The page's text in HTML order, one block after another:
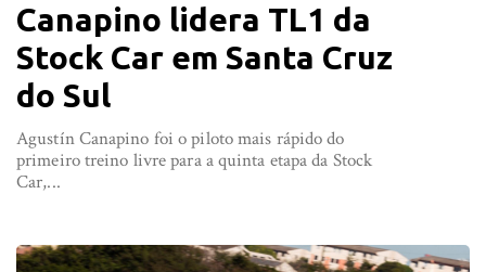
Canapino lidera TL1 da
Stock Car em Santa Cruz
do Sul
Agustín Canapino foi o piloto mais rápido do
primeiro treino livre para a quinta etapa da Stock
Car,...